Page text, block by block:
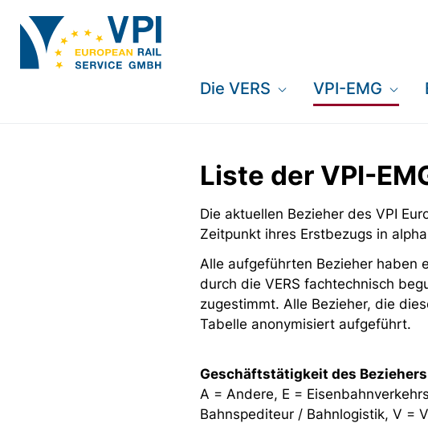
Die VERS VPI-EMG
Liste der VPI-
Die aktuellen Bezieher des VPI
Zeitpunkt ihres Erstbezugs in
Alle aufgeführten Bezieher haben
durch die VERS fachtechnisch
zugestimmt. Alle Bezieher, die
Tabelle anonymisiert aufgeführt.
Geschäftstätigkeit des
A = Andere, E =
Bahnspediteur / Bahnlogistik, V =